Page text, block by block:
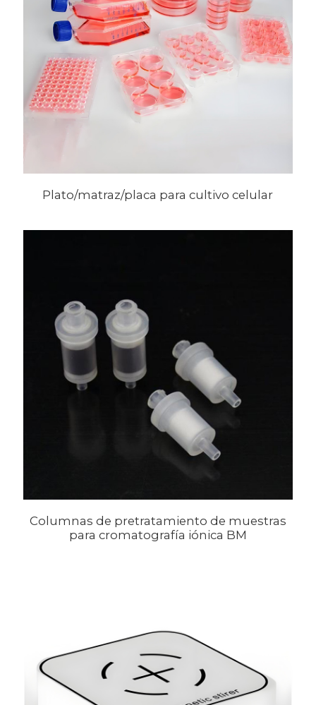
Plato/matraz/placa para cultivo celular
Columnas de pretratamiento de muestras
para cromatografía iónica BM